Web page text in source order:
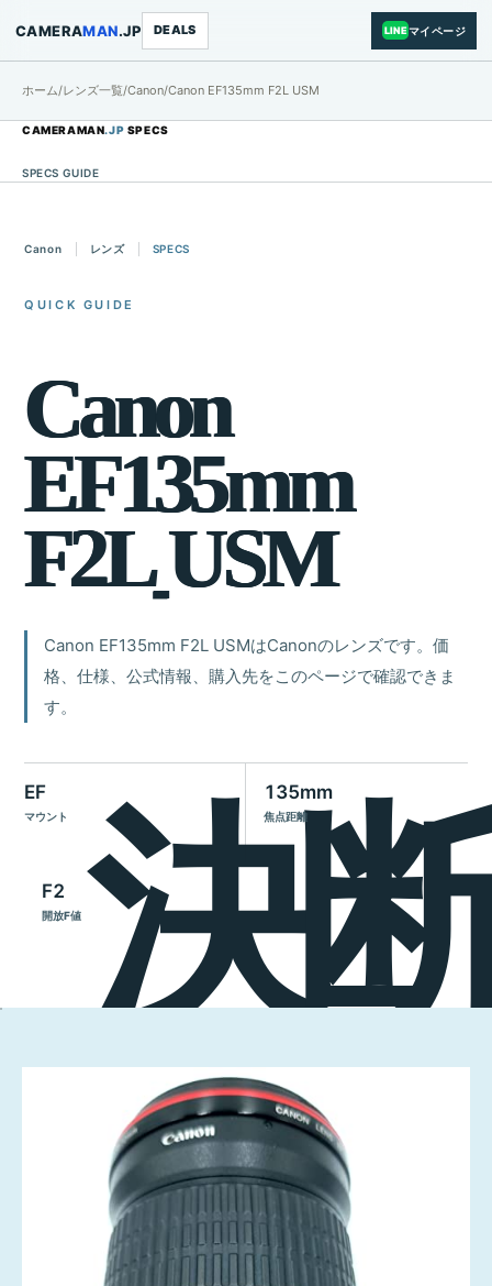
CAMERAMAN.JP DEALS LINEマイページ
ホーム/レンズ一覧/Canon/Canon EF135mm F2L USM
CAMERAMAN.JP SPECS
SPECS GUIDE
Canon レンズ SPECS
QUICK GUIDE
Canon
EF135mm
F2LUSM
Canon EF135mm F2L USMはCanonのレンズです。価
格、仕様、公式情報、購入先をこのページで確認できま
す。
EF
マウント
135mm
焦点距離
F2
開放F値